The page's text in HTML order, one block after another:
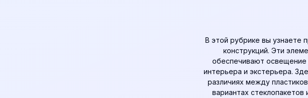
В этой рубрике вы узнаете
конструкций. Эти
обеспечивают освещение
интерьера и экстерьера.
различиях между
вариантах